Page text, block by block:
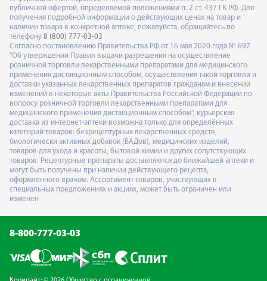
публичной офертой, определяемой положениями п. 2 ст. 437 ГК РФ. Для
получения подробной информации о действующих ценах на товар и
наличии товара в конкретной аптеке, пожалуйста, обращайтесь по
телефону 8 (800) 777-03-03
Согласно постановлению Правительства РФ от 16 мая 2020 года № 697
"Об утверждении Правил выдачи разрешения на осуществление
розничной торговли лекарственными препаратами для медицинского
применения дистанционным способом, осуществления такой торговли и
доставки указанных лекарственных препаратов гражданам и внесении
изменений в некоторые акты Правительства Российской Федерации по
вопросу розничной торговли лекарственными препаратами для
медицинского применения дистанционным способом", курьерская
доставка из интернет-аптеки возможна только для определённых
категорий товаров: безрецептурных лекарственных средств,
биологически активных добавок (БАДов), медицинских изделий,
товаров для ухода и красоты, бытовой химии и других сопутствующих
товаров. Рецептурные препараты доставляются до ближайшей аптеки и
могут быть получены при наличии действующего рецепта,
оформленного врачом. Ассортимент товаров, участвующих в
специальных предложениях и акциях, может быть ограничен или
изменен
8-800-777-03-03